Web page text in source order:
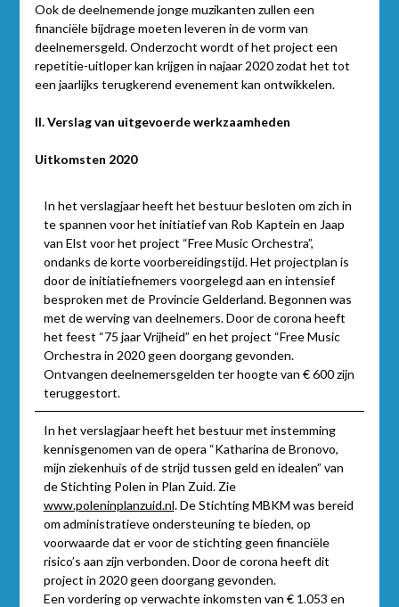
Ook de deelnemende jonge muzikanten zullen een
financiële bijdrage moeten leveren in de vorm van
deelnemersgeld. Onderzocht wordt of het project een
repetitie-uitloper kan krijgen in najaar 2020 zodat het tot
een jaarlijks terugkerend evenement kan ontwikkelen.
II. Verslag van uitgevoerde werkzaamheden
Uitkomsten 2020
In het verslagjaar heeft het bestuur besloten om zich in
te spannen voor het initiatief van Rob Kaptein en Jaap
van Elst voor het project “Free Music Orchestra”,
ondanks de korte voorbereidingstijd. Het projectplan is
door de initiatiefnemers voorgelegd aan en intensief
besproken met de Provincie Gelderland. Begonnen was
met de werving van deelnemers. Door de corona heeft
het feest “75 jaar Vrijheid” en het project “Free Music
Orchestra in 2020 geen doorgang gevonden.
Ontvangen deelnemersgelden ter hoogte van € 600 zijn
teruggestort.
In het verslagjaar heeft het bestuur met instemming
kennisgenomen van de opera “Katharina de Bronovo,
mijn ziekenhuis of de strijd tussen geld en idealen” van
de Stichting Polen in Plan Zuid. Zie
www.poleninplanzuid.nl. De Stichting MBKM was bereid
om administratieve ondersteuning te bieden, op
voorwaarde dat er voor de stichting geen financiële
risico’s aan zijn verbonden. Door de corona heeft dit
project in 2020 geen doorgang gevonden.
Een vordering op verwachte inkomsten van € 1.053 en